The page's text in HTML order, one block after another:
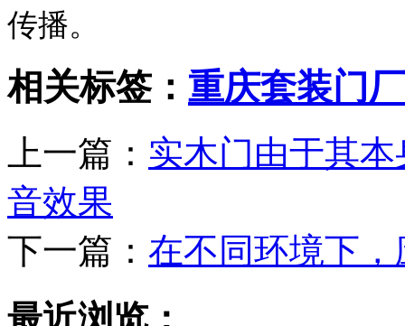
传播。
相关标签： 重庆套装门
上一篇： 实木门由于其
音效果
下一篇： 在不同环境下